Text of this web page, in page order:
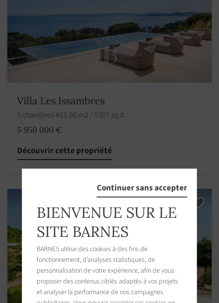
Villa Les Issambres
5 chambres 493.00 m2 / 5307 sq ft
5 950 000 €
Découvrir cette propriété
Continuer sans accepter
BIENVENUE SUR LE
SITE BARNES
BARNES utilise des cookies à des fins de
fonctionnement, d’analyses statistiques, de
personnalisation de votre expérience, afin de vous
proposer des contenus ciblés adaptés à vos projets
et analyser la performance de nos campagnes